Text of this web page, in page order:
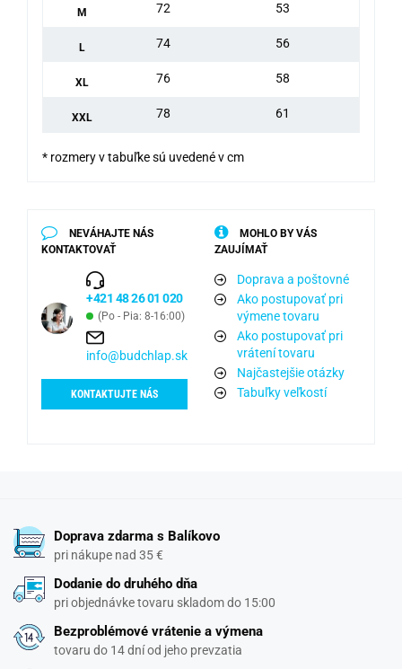
M 72 53
L 74 56
XL 76 58
XXL 78 61
* rozmery v tabuľke sú uvedené v cm
NEVÁHAJTE NÁS
KONTAKTOVAŤ
+421 48 26 01 020
(Po - Pia: 8-16:00)
info@budchlap.sk
KONTAKTUJTE NÁS
MOHLO BY VÁS
ZAUJÍMAŤ
Doprava a poštovné
Ako postupovať pri
výmene tovaru
Ako postupovať pri
vrátení tovaru
Najčastejšie otázky
Tabuľky veľkostí
Doprava zdarma s Balíkovo
pri nákupe nad 35 €
Dodanie do druhého dňa
pri objednávke tovaru skladom do 15:00
Bezproblémové vrátenie a výmena
tovaru do 14 dní od jeho prevzatia